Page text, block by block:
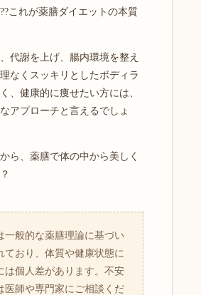
これが薬膳ダイエットの本質
代謝を上げ、腸内環境を整え
なくスッキリとしたボディラ
、健康的に痩せたい方には、
アプローチと言えるでしょ
ら、薬膳で体の中から美しく
一般的な薬膳理論に基づい
ており、体質や健康状態に
は個人差があります。不安
医師や専門家にご相談くだ